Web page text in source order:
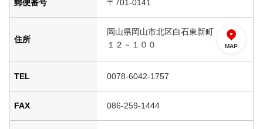
郵便番号 〒701-0141
住所
岡山県岡山市北区白石東新町
１２－１００
MAP
TEL 0078-6042-1757
FAX 086-259-1444